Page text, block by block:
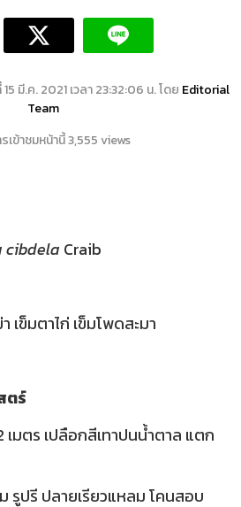
มี.ค. 2021 เวลา 23:32:06 น. โดย Editorial
Team
เข้าชมหน้านี้ 3,555 views
cibdela Craib
เข็มตาไก่ เข็มโพดสะมา
ตร์
มตร เปลือกสีเทาปนน้ำตาล แตก
รูปรี ปลายเรียวแหลม โคนสอบ